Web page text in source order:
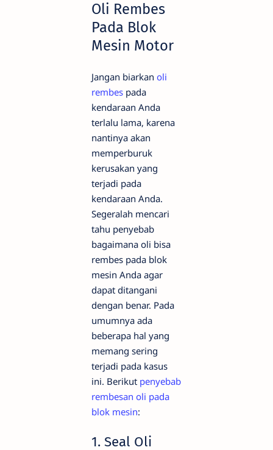
Oli Rembes
Pada Blok
Mesin Motor
Jangan biarkan oli
rembes pada
kendaraan Anda
terlalu lama, karena
nantinya akan
memperburuk
kerusakan yang
terjadi pada
kendaraan Anda.
Segeralah mencari
tahu penyebab
bagaimana oli bisa
rembes pada blok
mesin Anda agar
dapat ditangani
dengan benar. Pada
umumnya ada
beberapa hal yang
memang sering
terjadi pada kasus
ini. Berikut penyebab
rembesan oli pada
blok mesin:
1. Seal Oli